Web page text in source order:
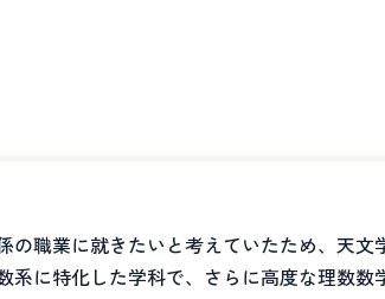
職業に就きたいと考えていたため、天文
に特化した学科で、さらに高度な理数数